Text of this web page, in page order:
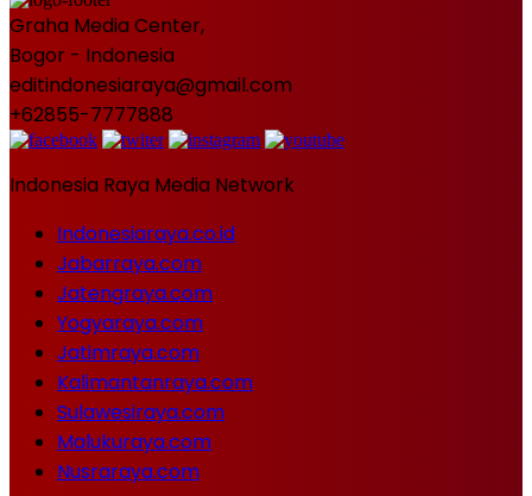
Graha Media Center,
Bogor - Indonesia
editindonesiaraya@gmail.com
+62855-7777888
Indonesia Raya Media Network
Indonesiaraya.co.id
Jabarraya.com
Jatengraya.com
Yogyaraya.com
Jatimraya.com
Kalimantanraya.com
Sulawesiraya.com
Malukuraya.com
Nusraraya.com